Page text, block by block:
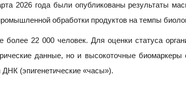
2026 года были опубликованы результаты
обработки продуктов на темпы
более 22 000 человек. Для оценки статуса
данные, но и высокоточные биомаркеры
(эпигенетические «часы»).